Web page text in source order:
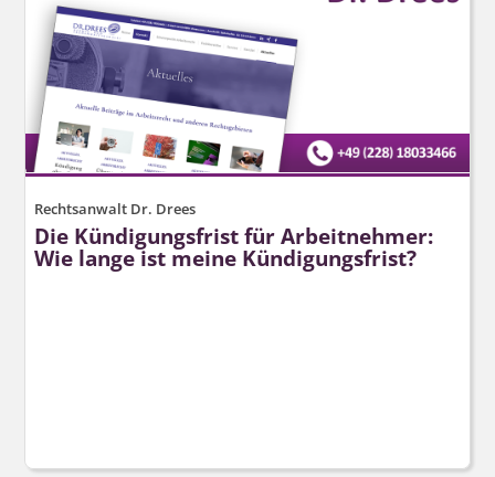
Rechtsanwalt Dr. Drees
Die Kündigungsfrist für Arbeitnehmer:
Wie lange ist meine Kündigungsfrist?